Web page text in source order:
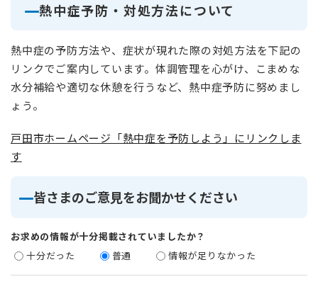
熱中症予防・対処方法について
熱中症の予防方法や、症状が現れた際の対処方法を下記の
リンクでご案内しています。体調管理を心がけ、こまめな
水分補給や適切な休憩を行うなど、熱中症予防に努めまし
ょう。
戸田市ホームページ「熱中症を予防しよう」にリンクしま
す
皆さまのご意見をお聞かせください
お求めの情報が十分掲載されていましたか？
十分だった
普通 情報が足りなかった